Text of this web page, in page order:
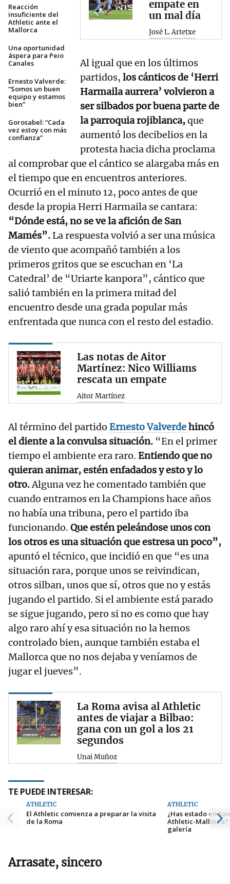
Reacción
insuficiente del
Athletic ante el
Mallorca
Una oportunidad
áspera para Peio
Canales
Ernesto Valverde:
“Somos un buen
equipo y estamos
bien”
Gorosabel: “Cada
vez estoy con más
confianza”
empate en
un mal día
José L. Artetxe
Al igual que en los últimos
partidos, los cánticos de ‘Herri
Harmaila aurrera’ volvieron a
ser silbados por buena parte de
la parroquia rojiblanca,que
aumentó los decibelios en la
protesta hacia dicha proclama
al comprobar que el cántico se alargaba más en
el tiempo que en encuentros anteriores.
Ocurrió en el minuto 12, poco antes de que
desde la propia Herri Harmaila se cantara:
“Dónde está, no se ve la afición de San
Mamés”. La respuesta volvió a ser una música
de viento que acompañó también a los
primeros gritos que se escuchan en ‘La
Catedral’ de “Uriarte kanpora”, cántico que
salió también en la primera mitad del
encuentro desde una grada popular más
enfrentada que nunca con el resto del estadio.
Las notas de Aitor
Martínez: Nico Williams
rescata un empate
Aitor Martínez
Al término del partido Ernesto Valverdehincó
el diente a la convulsa situación. “En el primer
tiempo el ambiente era raro. Entiendo que no
quieran animar, estén enfadados y esto y lo
otro. Alguna vez he comentado también que
cuando entramos en la Champions hace años
no había una tribuna, pero el partido iba
funcionando. Que estén peleándose unos con
los otros es una situación que estresa un poco”,
apuntó el técnico, que incidió en que “es una
situación rara, porque unos se reivindican,
otros silban, unos que sí, otros que no y estás
jugando el partido. Si el ambiente está parado
se sigue jugando, pero si no es como que hay
algo raro ahí y esa situación no la hemos
controlado bien, aunque también estaba el
Mallorca que no nos dejaba y veníamos de
jugar el jueves”.
La Roma avisa al Athletic
antes de viajar a Bilbao:
gana con un gol a los 21
segundos
Unai Muñoz
TE PUEDE INTERESAR:
ATHLETIC
El Athletic comienza a preparar la visita
de la Roma
ATHLETIC
¿Has estado en
Athletic-Mallorca?
galería
Arrasate, sincero